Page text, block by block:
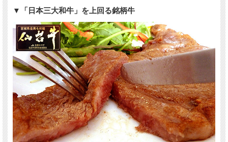
▼「日本三大和牛」を上回る銘柄牛